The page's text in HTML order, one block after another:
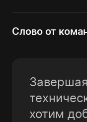
Слово от
хотим